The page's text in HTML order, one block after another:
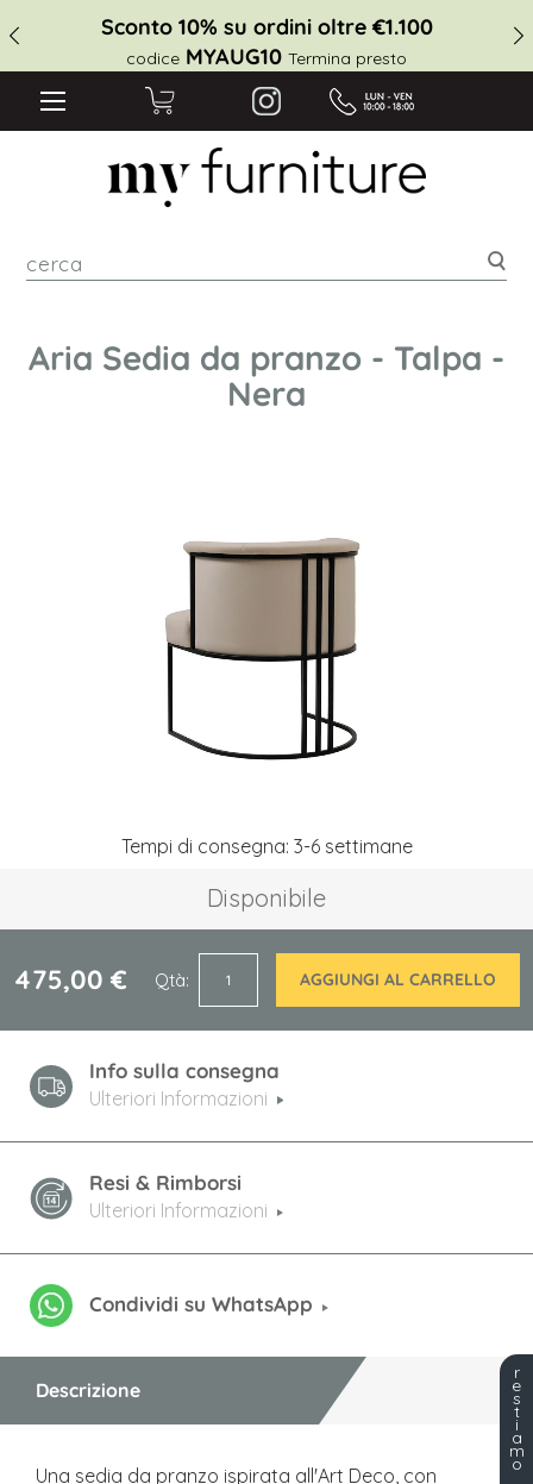
Sconto 10% su ordini oltre €1.100
codice MYAUG10 Termina presto
Aria Sedia da pranzo - Talpa -
Nera
Tempi di consegna: 3-6 settimane
Disponibile
475,00 € Qtà AGGIUNGI AL CARRELLO
Info sulla consegna
Ulteriori Informazioni
Resi & Rimborsi
Ulteriori Informazioni
Condividi su WhatsApp
Descrizione
Una sedia da pranzo ispirata all'Art Deco, con
r
e
s
t
i
a
m
o